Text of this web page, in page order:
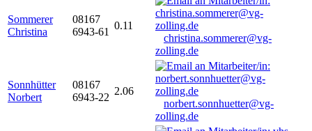
Sommerer
Christina
08167
6943-61
0.11
christina.sommerer@vg-
zolling.de
Sonnhütter
Norbert
08167
6943-22
2.06
norbert.sonnhuetter@vg-
zolling.de